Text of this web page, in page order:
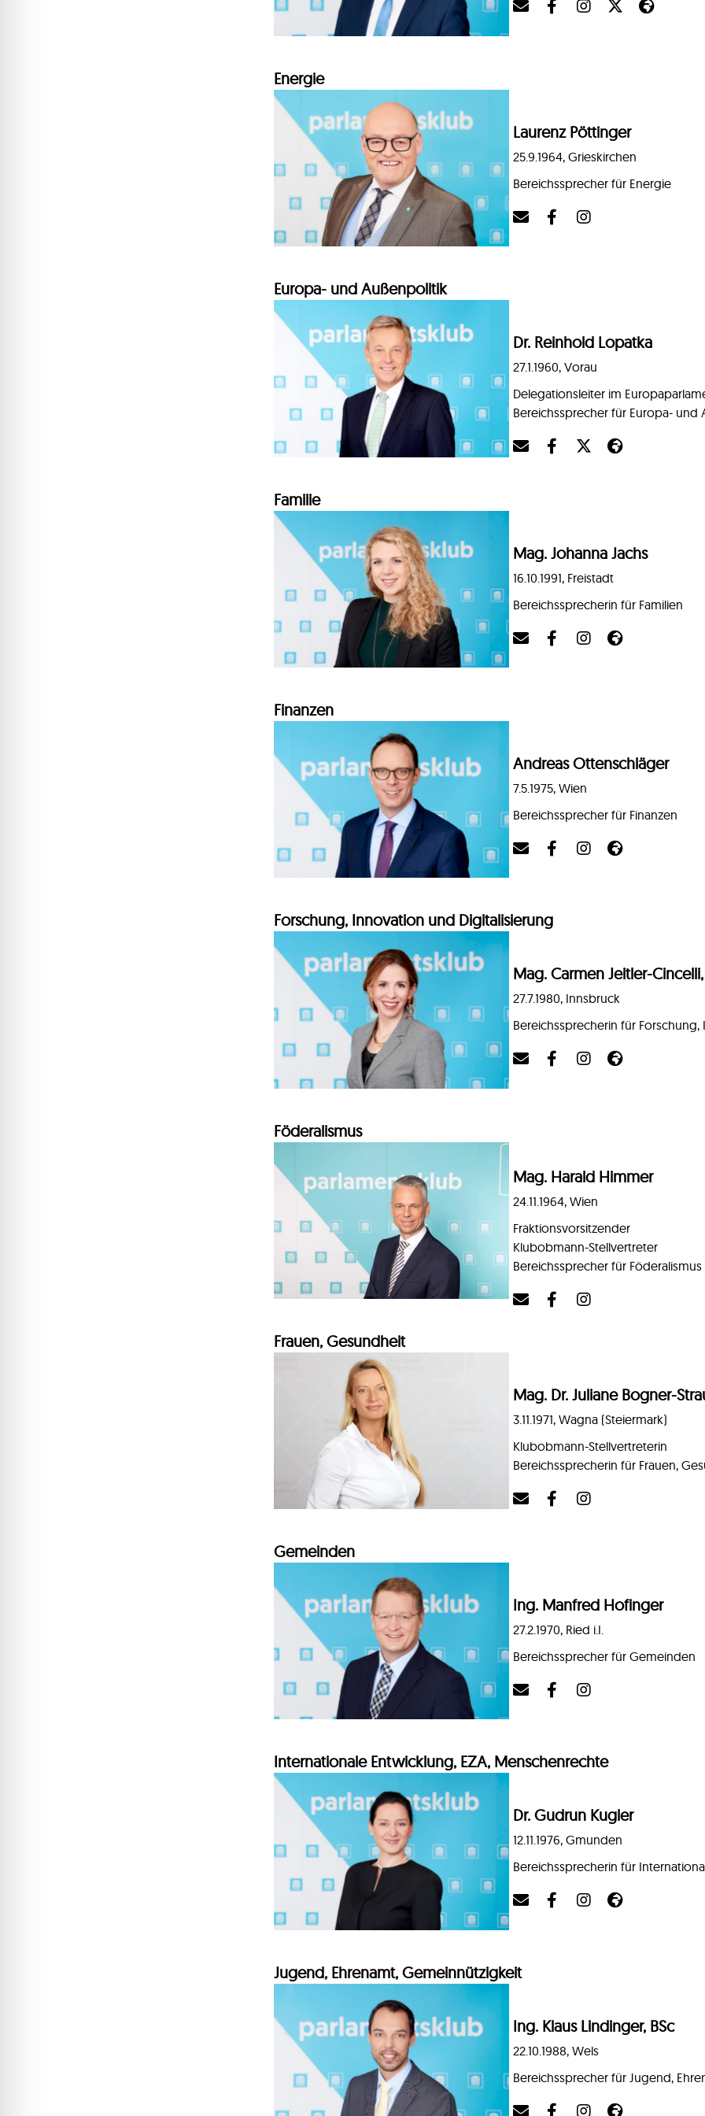
Energie
Laurenz Pöttinger
25.9.1964, Grieskirchen
Bereichssprecher für Energie
Europa- und Außenpolitik
Dr. Reinhold Lopatka
27.1.1960, Vorau
Delegationsleiter im
Bereichssprecher für Europa- und
Familie
Mag. Johanna Jachs
16.10.1991, Freistadt
Bereichssprecherin für Familien
Finanzen
Andreas Ottenschläger
7.5.1975, Wien
Bereichssprecher für Finanzen
Forschung, Innovation und Digitalisierung
Mag. Carmen Jeitler-
27.7.1980, Innsbruck
Bereichssprecherin für
Föderalismus
Mag. Harald Himmer
24.11.1964, Wien
Fraktionsvorsitzender
Klubobmann-Stellvertreter
Bereichssprecher für Föderalismus
Frauen, Gesundheit
Mag. Dr. Juliane Bogner-
3.11.1971, Wagna (Steiermark)
Klubobmann-Stellvertreterin
Bereichssprecherin für Frauen,
Gemeinden
Ing. Manfred Hofinger
27.2.1970, Ried i.I.
Bereichssprecher für Gemeinden
Internationale Entwicklung, EZA, Menschenrechte
Dr. Gudrun Kugler
12.11.1976, Gmunden
Bereichssprecherin für
Jugend, Ehrenamt, Gemeinnützigkeit
Ing. Klaus Lindinger, BSc
22.10.1988, Wels
Bereichssprecher für Jugend,